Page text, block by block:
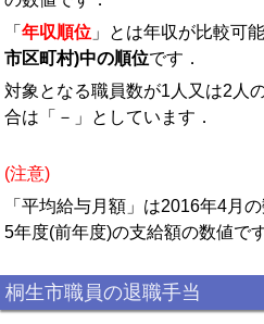
「 年収順位 」とは年収が比較可
市区町村)中の順位です．
対象となる職員数が1人又は2人
合は「－」としています．
(注意)
「平均給与月額」は2016年4月
5年度(前年度)の支給額の数値で
桐生市職員の退職手当